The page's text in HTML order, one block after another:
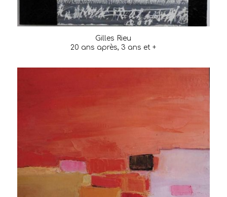
Gilles Rieu
20 ans après, 3 ans et +